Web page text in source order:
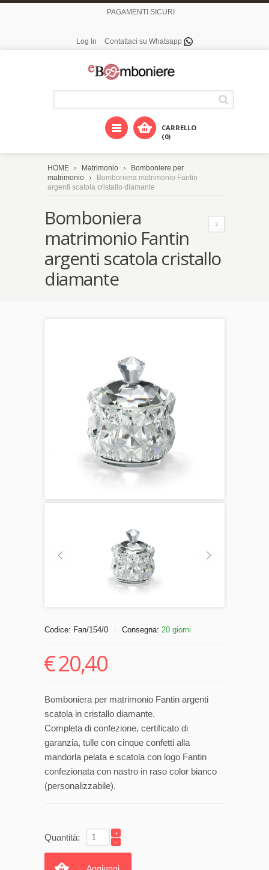
PAGAMENTI SICURI
Log In Contattaci su Whatsapp
CARRELLO
(0)
HOME Matrimonio
Bomboniere per
matrimonio
Bomboniera matrimonio Fantin
argenti scatola cristallo diamante
Bomboniera
matrimonio Fantin
argenti scatola cristallo
diamante
Codice: Fan/154/0 Consegna: 20 giorni
€20,40
Bomboniera per matrimonio Fantin argenti
scatola in cristallo diamante.
Completa di confezione, certificato di
garanzia, tulle con cinque confetti alla
mandorla pelata e scatola con logo Fantin
confezionata con nastro in raso color bianco
(personalizzabile).
Quantità: